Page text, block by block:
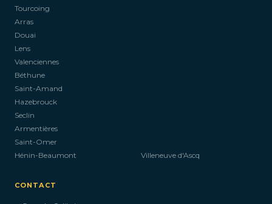
Tourcoing
Arras
Douai
Lens
Valenciennes
Béthune
Saint-Amand
Hazebrouck
Seclin
Armentières
Saint-Omer
Hénin-Beaumont
Villeneuve d'Ascq
CONTACT